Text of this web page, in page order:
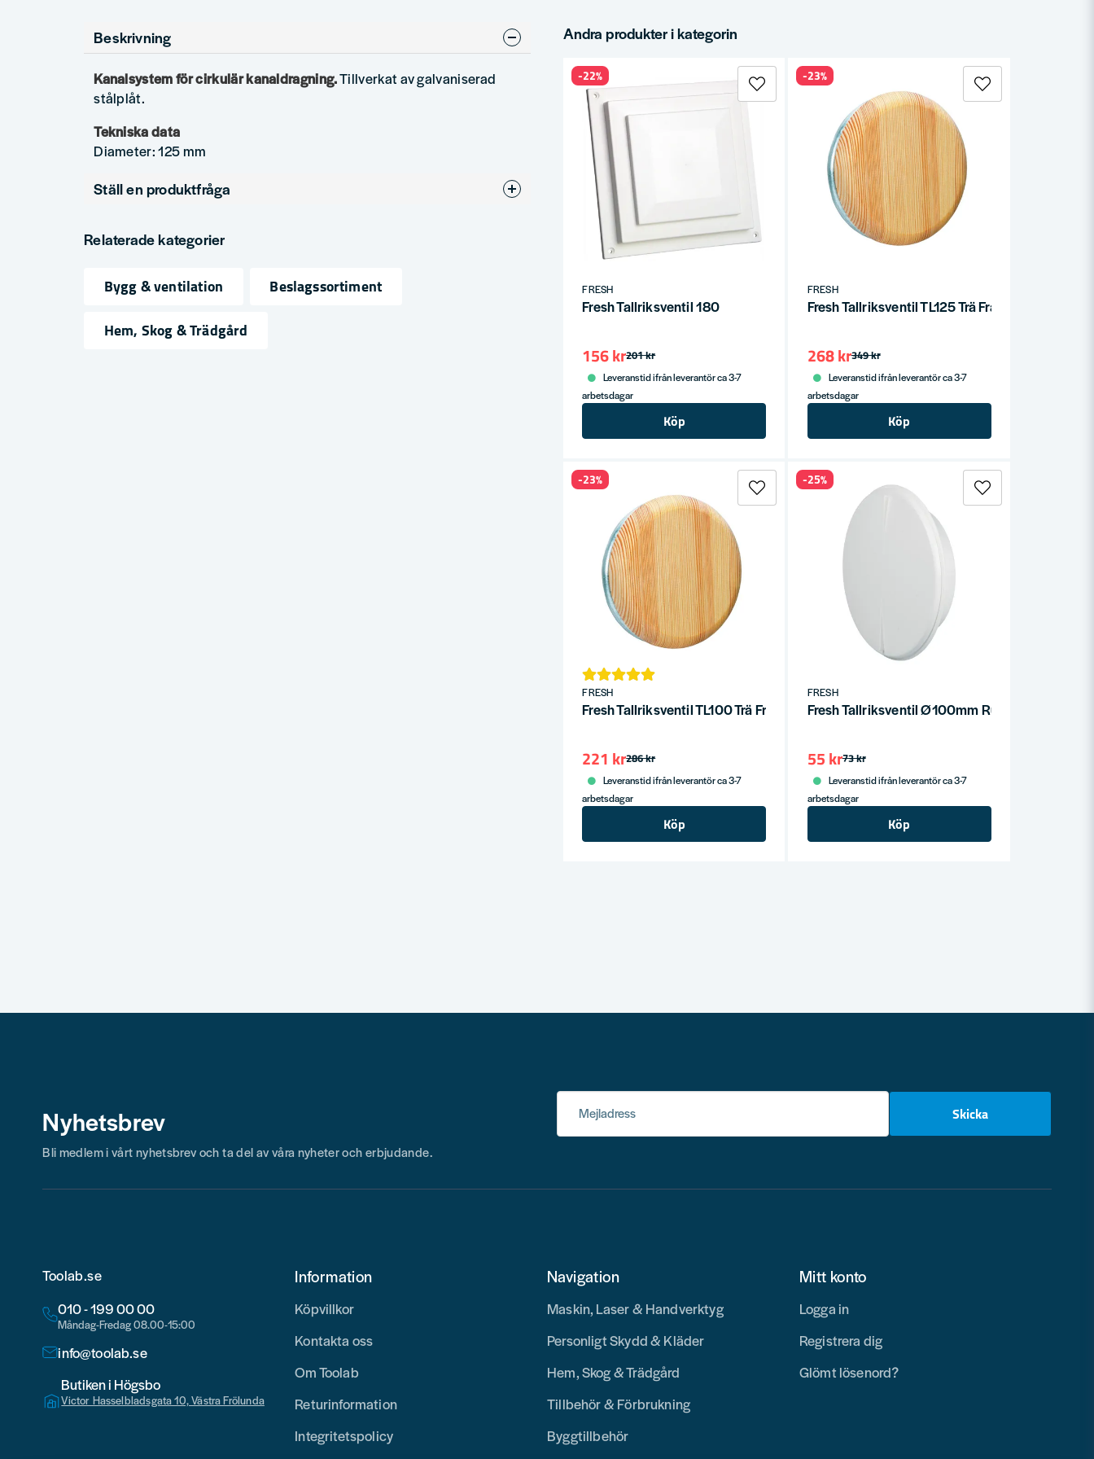
Beskrivning
Kanalsystem för cirkulär kanaldragning.Tillverkat av galvaniserad
stålplåt.
Tekniska data
Diameter: 125 mm
Ställ en produktfråga
Fråga oss något om denna produkten...
Relaterade kategorier
Bygg & ventilation
Beslagssortiment
Hem, Skog & Trädgård
Andra produkter i kategorin
FRESH
Fresh Tallriksventil 180
201 kr
156 kr
Leveranstid ifrån leverantör ca 3-7
arbetsdagar
Köp
-22%
FRESH
Fresh Tallriksventil TL125 Trä Frånluft
349 kr
268 kr
Leveranstid ifrån leverantör ca 3-7
arbetsdagar
Köp
-23%
FRESH
Fresh Tallriksventil TL100 Trä Frånluft
286 kr
221 kr
Leveranstid ifrån leverantör ca 3-7
arbetsdagar
Köp
-23%
FRESH
Fresh Tallriksventil Ø100mm Rund Ram
73 kr
55 kr
Leveranstid ifrån leverantör ca 3-7
arbetsdagar
Köp
-25%
Nyhetsbrev Mejladress Skicka
Bli medlem i vårt nyhetsbrev och ta del av våra nyheter och erbjudande.
Toolab.se
010 - 199 00 00
Måndag-Fredag 08.00-15:00
info@toolab.se
Butiken i Högsbo
Victor Hasselbladsgata 10, Västra Frölunda
Information
Köpvillkor
Kontakta oss
Om Toolab
Returinformation
Integritetspolicy
Navigation
Maskin, Laser & Handverktyg
Personligt Skydd & Kläder
Hem, Skog & Trädgård
Tillbehör & Förbrukning
Byggtillbehör
Mitt konto
Logga in
Registrera dig
Glömt lösenord?